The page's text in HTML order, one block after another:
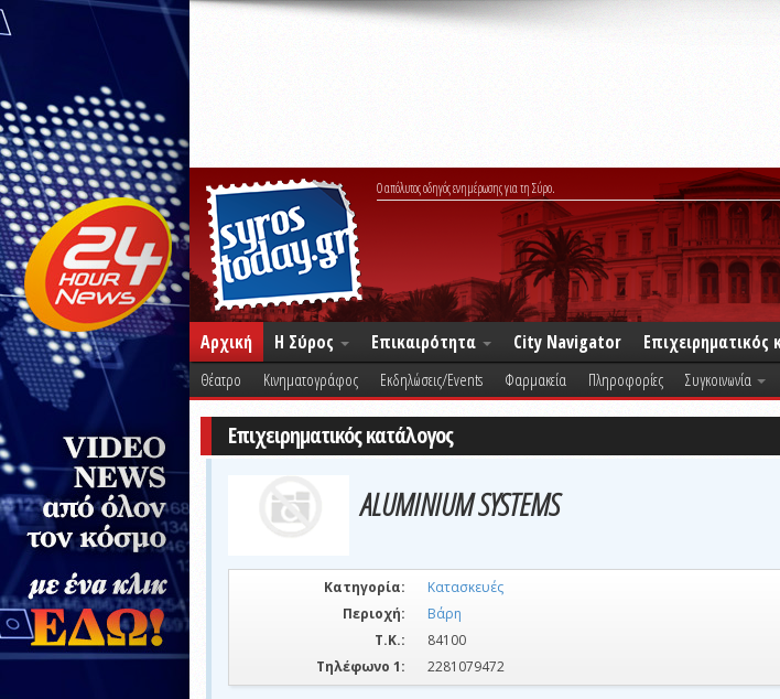
Ο απόλυτος οδηγός ενημέρωσης για τη Σύρο.
Αρχική Η Σύρος Επικαιρότητα City Navigator Επιχειρηματικός
Θέατρο Κινηματογράφος Εκδηλώσεις/Events Φαρμακεία Πληροφορίες Συγκοινωνία
Επιχειρηματικός κατάλογος
ALUMINIUM SYSTEMS
Κατηγορία:
Κατασκευές
Περιοχή:
Βάρη
Τ.Κ.:
84100
Τηλέφωνο 1:
2281079472